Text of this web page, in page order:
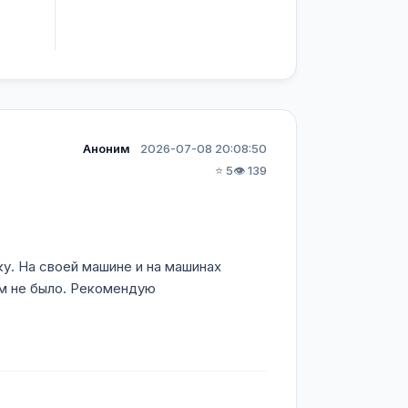
Аноним
2026-07-08 20:08:50
⭐ 5👁️ 139
На своей машине и на машинах
не было. Рекомендую